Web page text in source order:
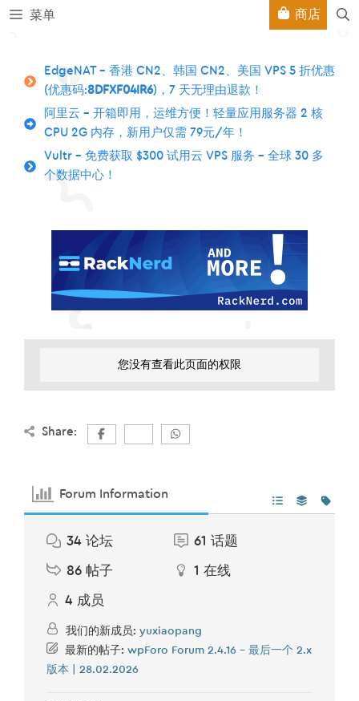
跳
菜单 商店
EdgeNAT – 香港 CN2、韩国 CN2、美国 VPS 5 折优惠
(优惠码:8DFXF04IR6)，7 天无理由退款！
阿里云 – 开箱即用，运维方便！轻量应用服务器 2 核
CPU 2G 内存，新用户仅需 79元/年！
Vultr – 免费获取 $300 试用云 VPS 服务 – 全球 30 多
个数据中心！
您没有查看此页面的权限
Share:
Forum Information
34 论坛 61 话题
86 帖子 1 在线
4 成员
我们的新成员: yuxiaopang
最新的帖子: wpForo Forum 2.4.16 – 最后一个 2.x
版本 | 28.02.2026